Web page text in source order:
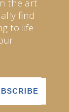
the art
find
to life